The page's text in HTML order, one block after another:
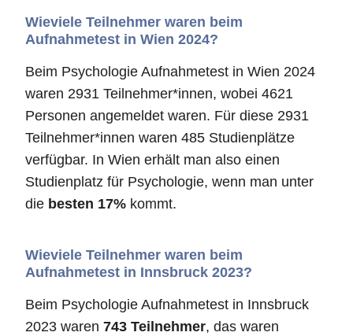
Wieviele Teilnehmer waren beim
Aufnahmetest in Wien 2024?
Beim Psychologie Aufnahmetest in Wien 2024
waren 2931 Teilnehmer*innen, wobei 4621
Personen angemeldet waren. Für diese 2931
Teilnehmer*innen waren 485 Studienplätze
verfügbar. In Wien erhält man also einen
Studienplatz für Psychologie, wenn man unter
die besten 17% kommt.
Wieviele Teilnehmer waren beim
Aufnahmetest in Innsbruck 2023?
Beim Psychologie Aufnahmetest in Innsbruck
2023 waren 743 Teilnehmer, das waren